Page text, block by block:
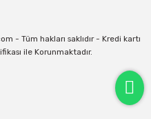
Tüm hakları saklıdır - Kredi kartı
ile Korunmaktadır.